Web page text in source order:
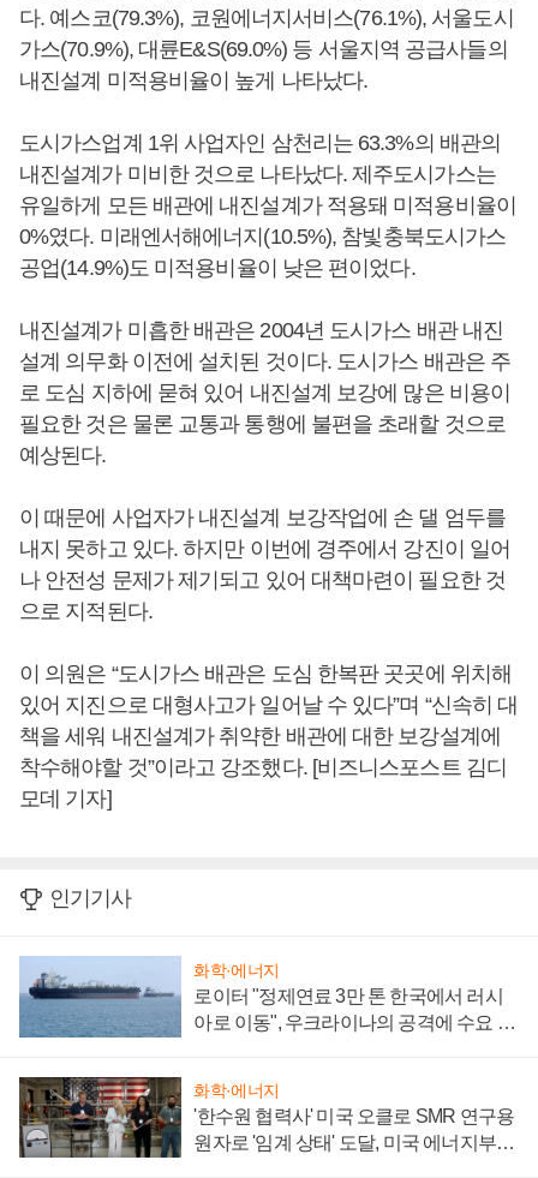
다. 예스코(79.3%), 코원에너지서비스(76.1%), 서울도시
가스(70.9%), 대륜E&S(69.0%) 등 서울지역 공급사들의
내진설계 미적용비율이 높게 나타났다.
도시가스업계 1위 사업자인 삼천리는 63.3%의 배관의
내진설계가 미비한 것으로 나타났다. 제주도시가스는
유일하게 모든 배관에 내진설계가 적용돼 미적용비율이
0%였다. 미래엔서해에너지(10.5%), 참빛충북도시가스
공업(14.9%)도 미적용비율이 낮은 편이었다.
내진설계가 미흡한 배관은 2004년 도시가스 배관 내진
설계 의무화 이전에 설치된 것이다. 도시가스 배관은 주
로 도심 지하에 묻혀 있어 내진설계 보강에 많은 비용이
필요한 것은 물론 교통과 통행에 불편을 초래할 것으로
예상된다.
이 때문에 사업자가 내진설계 보강작업에 손 댈 엄두를
내지 못하고 있다. 하지만 이번에 경주에서 강진이 일어
나 안전성 문제가 제기되고 있어 대책마련이 필요한 것
으로 지적된다.
이 의원은 “도시가스 배관은 도심 한복판 곳곳에 위치해
있어 지진으로 대형사고가 일어날 수 있다”며 “신속히 대
책을 세워 내진설계가 취약한 배관에 대한 보강설계에
착수해야할 것”이라고 강조했다. [비즈니스포스트 김디
모데 기자]
인기기사
화학·에너지
로이터 "정제연료 3만 톤 한국에서 러시
아로 이동", 우크라이나의 공격에 수요 늘
화학·에너지
'한수원 협력사' 미국 오클로 SMR 연구용
원자로 '임계 상태' 도달, 미국 에너지부